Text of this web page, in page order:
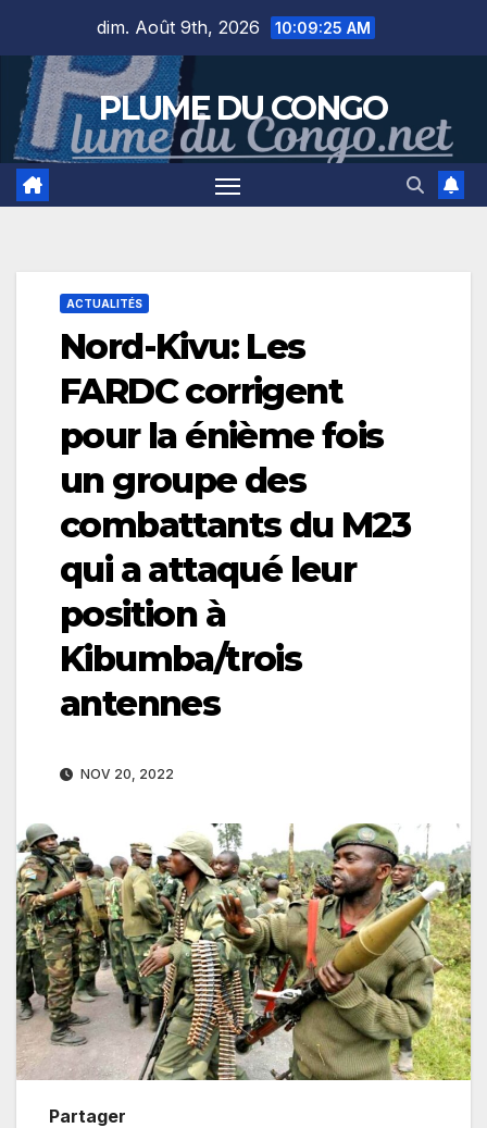
content
dim. Août 9th, 2026 10:09:26 AM
PLUME DU CONGO
ACTUALITÉS
Nord-Kivu: Les
FARDC corrigent
pour la énième fois
un groupe des
combattants du M23
qui a attaqué leur
position à
Kibumba/trois
antennes
NOV 20, 2022
Partager